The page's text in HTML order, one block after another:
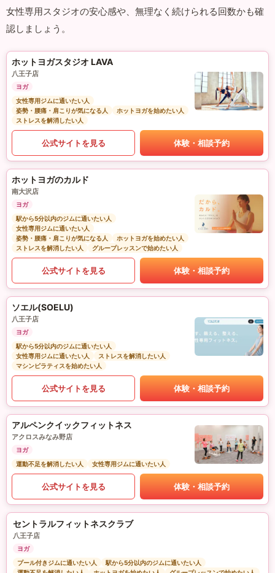
女性専用スタジオの安心感や、無理なく続けられる回数かも確
認しましょう。
ホットヨガスタジオ LAVA
八王子店
ヨガ
女性専用ジムに通いたい人
姿勢・腰痛・肩こりが気になる人
ホットヨガを始めたい人
ストレスを解消したい人
公式サイトを見る 体験・相談予約
ホットヨガのカルド
南大沢店
ヨガ
駅から5分以内のジムに通いたい人
女性専用ジムに通いたい人
姿勢・腰痛・肩こりが気になる人
ホットヨガを始めたい人
ストレスを解消したい人
グループレッスンで始めたい人
公式サイトを見る 体験・相談予約
ソエル(SOELU)
八王子店
ヨガ
駅から5分以内のジムに通いたい人
女性専用ジムに通いたい人
ストレスを解消したい人
マシンピラティスを始めたい人
公式サイトを見る 体験・相談予約
アルペンクイックフィットネス
アクロスみなみ野店
ヨガ
運動不足を解消したい人
女性専用ジムに通いたい人
公式サイトを見る 体験・相談予約
セントラルフィットネスクラブ
八王子店
ヨガ
プール付きジムに通いたい人
駅から5分以内のジムに通いたい人